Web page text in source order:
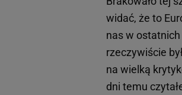
widać, że to
nas w
rzeczywiście
na wielką
dni temu